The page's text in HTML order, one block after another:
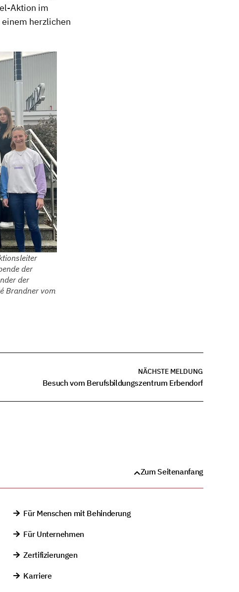
Aktion im
einem herzlichen
der
der
Brandner vom
NÄCHSTE MELDUNG
Besuch vom Berufsbildungszentrum Erbendorf
Zum Seitenanfang
Für Menschen mit Behinderung
Für Unternehmen
Zertifizierungen
Karriere